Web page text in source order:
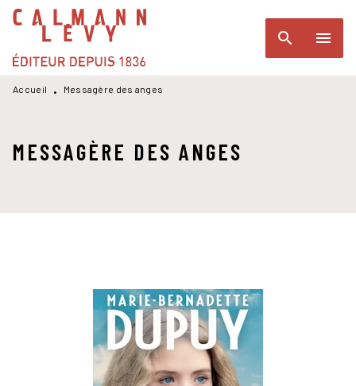
MENU RECHERCHE
PIED DE PAGE
search menu
Accueil • Messagère des anges
MESSAGÈRE DES ANGES